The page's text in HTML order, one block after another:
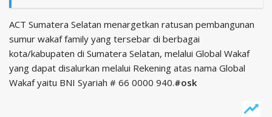
ACT Sumatera Selatan menargetkan ratusan pembangunan
sumur wakaf family yang tersebar di berbagai
kota/kabupaten di Sumatera Selatan, melalui Global Wakaf
yang dapat disalurkan melalui Rekening atas nama Global
Wakaf yaitu BNI Syariah # 66 0000 940.#osk